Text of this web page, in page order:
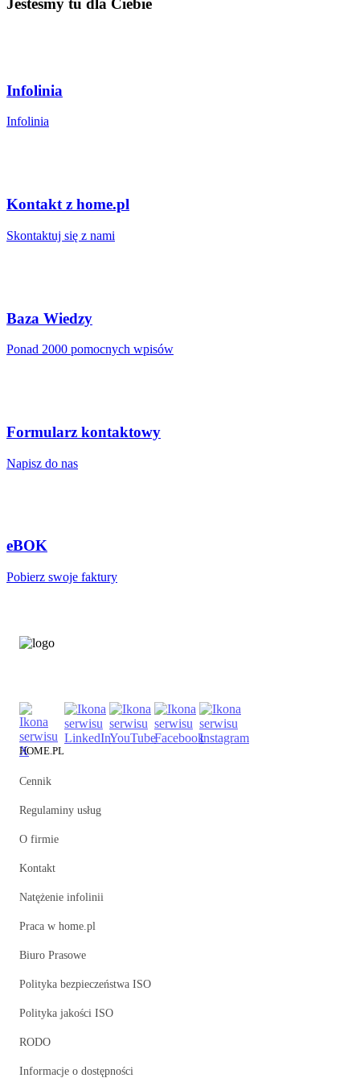
Jesteśmy tu dla Ciebie
Infolinia
Infolinia
Kontakt z home.pl
Skontaktuj się z nami
Baza Wiedzy
Ponad 2000 pomocnych wpisów
Formularz kontaktowy
Napisz do nas
eBOK
Pobierz swoje faktury
HOME.PL
Cennik
Regulaminy usług
O firmie
Kontakt
Natężenie infolinii
Praca w home.pl
Biuro Prasowe
Polityka bezpieczeństwa ISO
Polityka jakości ISO
RODO
Informacje o dostępności